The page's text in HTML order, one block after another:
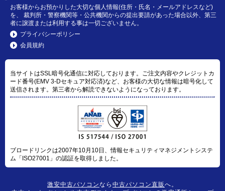
お客様からお預かりした大切な個人情報(住所・氏名・メールアドレスなど)
を、 裁判所・警察機関等・公共機関からの提出要請があった場合以外、第三
者に譲渡または利用する事は一切ございません。
プライバシーポリシー
会員規約
当サイトはSSL暗号化通信に対応しております。ご注文内容やクレジットカ
ード番号(EMV 3-Dセキュア対応済)など、お客様の大切な情報は暗号化して
送信されます。第三者から解読できないようになっております。
ブロードリンクは2007年10月10日、情報セキュリティマネジメントシステ
ム「ISO27001」の認証を取得しました。
激安中古パソコンなら 中古パソコン直販へ。